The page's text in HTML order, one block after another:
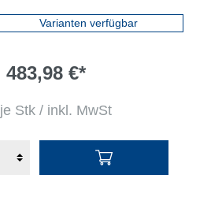
Varianten verfügbar
483,98 €*
je Stk / inkl. MwSt